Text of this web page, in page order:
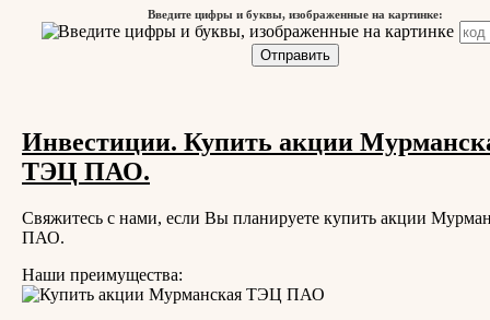
Введите цифры и буквы, изображенные на картинке:
Инвестиции. Купить акции
ТЭЦ ПАО.
Свяжитесь с нами, если Вы планируете купить акции
ПАО.
Наши преимущества: